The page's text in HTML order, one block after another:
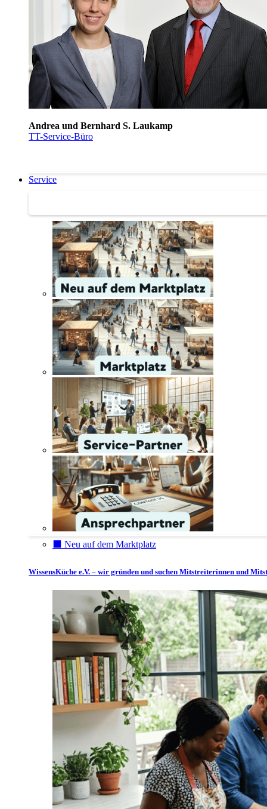
Andrea und Bernhard S. Laukamp
TT-Service-Büro
Service
⬛️ Neu auf dem Marktplatz
WissensKüche e.V. – wir gründen und suchen Mitstreiterinnen und